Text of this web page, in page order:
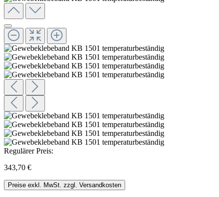
Regulärer Preis:
343,70 €
Preise exkl. MwSt. zzgl. Versandkosten